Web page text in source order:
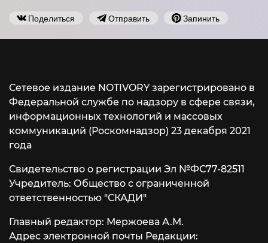
Поделиться Отправить Запинить
Сетевое издание NOTIVORY зарегистрировано в
Федеральной службе по надзору в сфере связи,
информационных технологий и массовых
коммуникаций (Роскомнадзор) 23 декабря 2021
года
Свидетельство о регистрации Эл №ФС77-82511
Учредитель: Общество с ограниченной
ответственностью "СКАДИ"
Главный редактор: Мержоева А.М.
Адрес электронной почты Редакции: